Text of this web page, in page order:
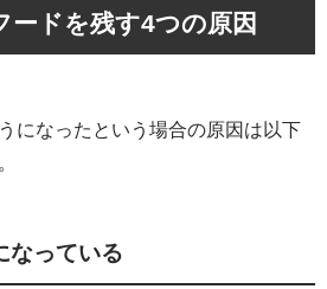
ードを残す4つの原因
になったという場合の原因は以下
なっている